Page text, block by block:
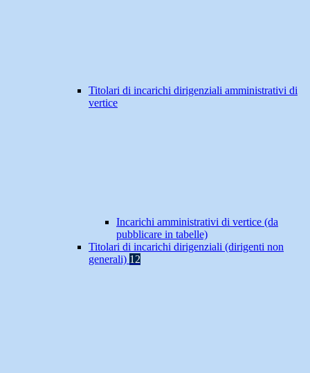
Titolari di incarichi dirigenziali amministrativi di
vertice
Incarichi amministrativi di vertice (da
pubblicare in tabelle)
Titolari di incarichi dirigenziali (dirigenti non
generali) 12